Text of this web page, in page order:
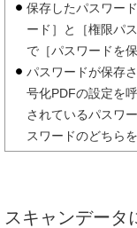
保存したパスワー
ード］と［権限パ
で［パスワードを
パスワードが保存
号化PDFの設定を
されているパスワ
スワードのどちら
スキャンデータ